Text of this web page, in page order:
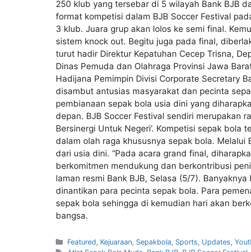
250 klub yang tersebar di 5 wilayah Bank BJB
format kompetisi dalam BJB Soccer Festival
3 klub. Juara grup akan lolos ke semi final.
sistem knock out. Begitu juga pada final,
turut hadir Direktur Kepatuhan Cecep Trisna,
Dinas Pemuda dan Olahraga Provinsi Jawa
Hadijana Pemimpin Divisi Corporate Secretary
disambut antusias masyarakat dan pecinta
pembianaan sepak bola usia dini yang
depan. BJB Soccer Festival sendiri merupakan
Bersinergi Untuk Negeri’. Kompetisi sepak
dalam olah raga khususnya sepak bola.
dari usia dini. “Pada acara grand final,
berkomitmen mendukung dan berkontribusi
laman resmi Bank BJB, Selasa (5/7).
dinantikan para pecinta sepak bola. Para
sepak bola sehingga di kemudian hari akan
bangsa.
Featured, Kejuaraan, Sepakbola, Sports, Updates,